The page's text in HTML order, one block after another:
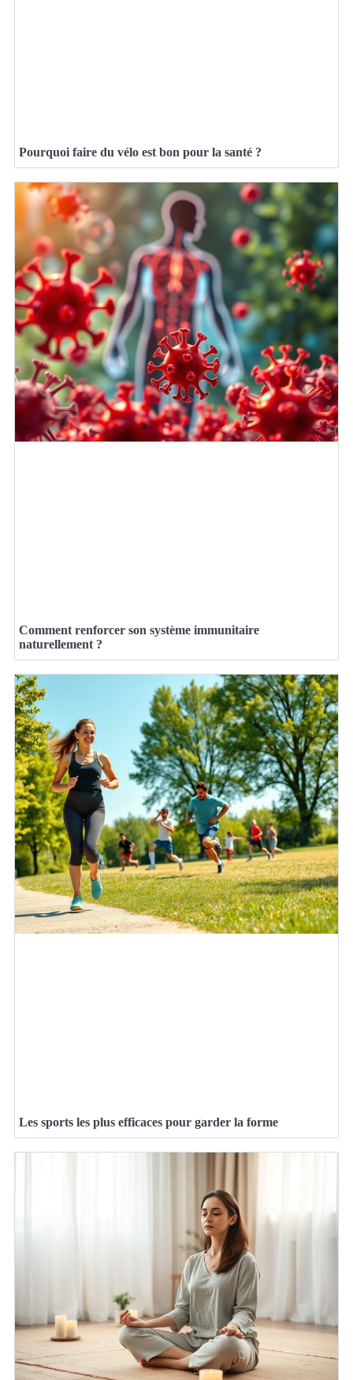
Pourquoi faire du vélo est bon pour la santé ?
Comment renforcer son système immunitaire
naturellement ?
Les sports les plus efficaces pour garder la forme